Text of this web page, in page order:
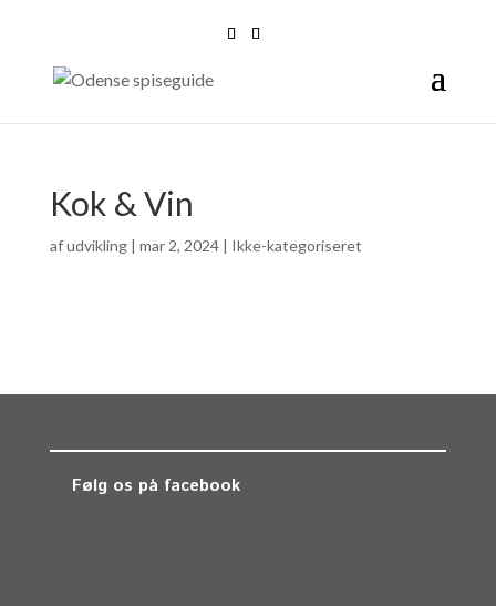
Kok & Vin
afudvikling| mar 2, 2024| Ikke-kategoriseret
Følg os på facebook